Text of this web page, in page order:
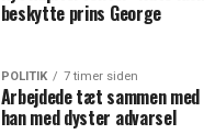
beskytte prins George
POLITIK 7 timer siden
Arbejdede tæt sammen
han med dyster advarsel